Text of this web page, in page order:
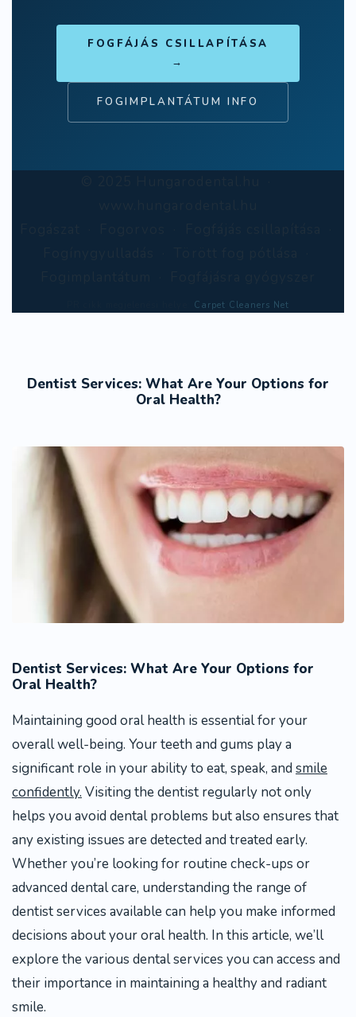
FOGFÁJÁS CSILLAPÍTÁSA
→
FOGIMPLANTÁTUM INFO
Carpet Cleaners Net
Dentist Services: What Are Your Options for
Oral Health?
Dentist Services: What Are Your Options for
Oral Health?
Maintaining good oral health is essential for your
overall well-being. Your teeth and gums play a
significant role in your ability to eat, speak, and smile
confidently. Visiting the dentist regularly not only
helps you avoid dental problems but also ensures that
any existing issues are detected and treated early.
Whether you’re looking for routine check-ups or
advanced dental care, understanding the range of
dentist services available can help you make informed
decisions about your oral health. In this article, we’ll
explore the various dental services you can access and
their importance in maintaining a healthy and radiant
smile.